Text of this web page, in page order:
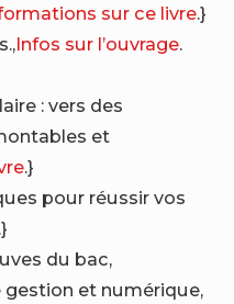
sur ce livre.}
Infos sur l’ouvrage.
: vers des
et
.}
pour réussir vos
.}
du bac,
et numérique,